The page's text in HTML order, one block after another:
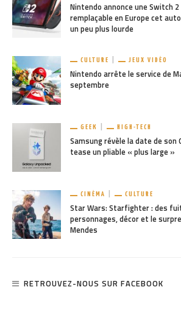
Nintendo annonce une Switch
remplaçable en Europe cet
un peu plus lourde
CULTURE JEUX VIDÉO
Nintendo arrête le service de
septembre
GEEK HIGH-TECH
Samsung révèle la date de son
tease un pliable « plus large »
CINÉMA CULTURE
Star Wars: Starfighter : des
personnages, décor et le
Mendes
RETROUVEZ-NOUS SUR FACEBOOK